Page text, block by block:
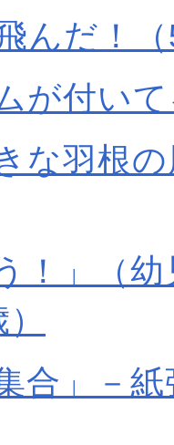
んだ！
が付い
な羽根
！」（
合」－